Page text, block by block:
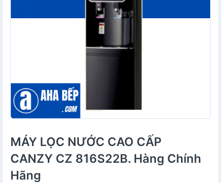
MÁY LỌC NƯỚC CAO CẤP
CANZY CZ 816S22B. Hàng Chính
Hãng